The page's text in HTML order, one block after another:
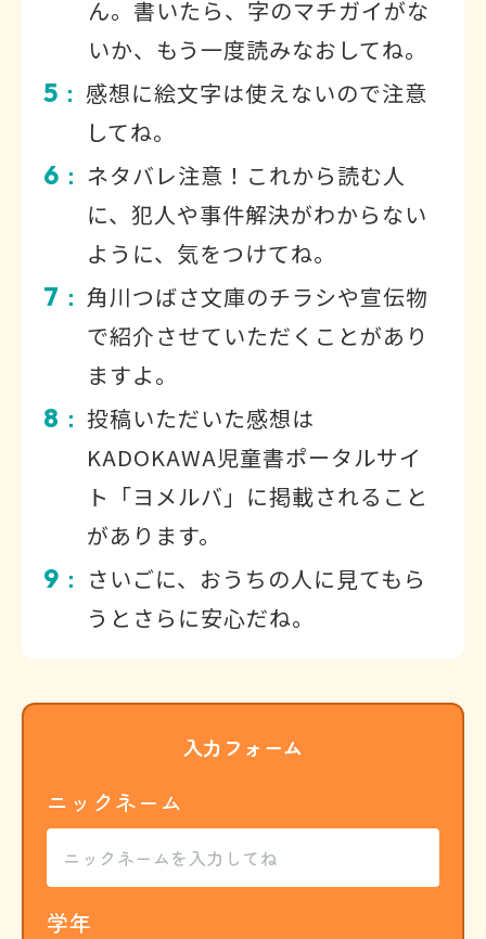
ん。書いたら、字のマチガイがな
いか、もう一度読みなおしてね。
5 ： 感想に絵文字は使えないので注意
してね。
6 ： ネタバレ注意！これから読む人
に、犯人や事件解決がわからない
ように、気をつけてね。
7 ： 角川つばさ文庫のチラシや宣伝物
で紹介させていただくことがあり
ますよ。
8 ： 投稿いただいた感想は
KADOKAWA児童書ポータルサイ
ト「ヨメルバ」に掲載されること
があります。
9 ：
さいごに、おうちの人に見てもら
うとさらに安心だね。
入力フォーム
ニックネーム
学年